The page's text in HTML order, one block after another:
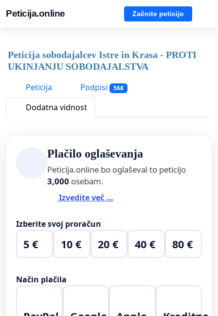
Peticija.online Začnite peticijo
Peticija sobodajalcev Istre in Krasa - PROTI
UKINJANJU SOBODAJALSTVA
Peticija
Podpisi 568
Dodatna vidnost
Plačilo oglaševanja
Peticija.online bo oglaševal to peticijo
3,000 osebam.
Izvedite več ...
Izberite svoj proračun
5 € 10 € 20 € 40 € 80 €
Način plačila